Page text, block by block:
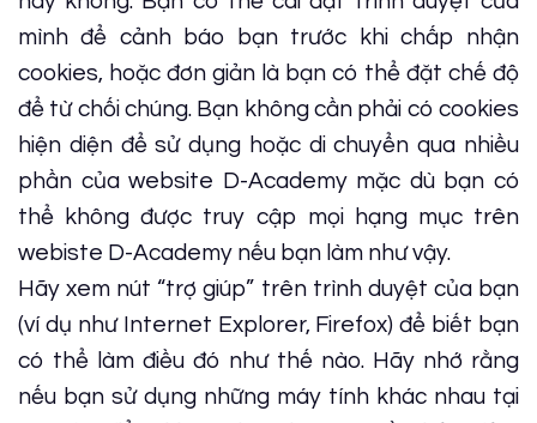
mình để cảnh báo bạn trước khi chấp nhận
cookies, hoặc đơn giản là bạn có thể đặt chế độ
để từ chối chúng. Bạn không cần phải có cookies
hiện diện để sử dụng hoặc di chuyển qua nhiều
phần của website D-Academy mặc dù bạn có
thể không được truy cập mọi hạng mục trên
webiste D-Academy nếu bạn làm như vậy.
Hãy xem nút “trợ giúp” trên trình duyệt của bạn
(ví dụ như Internet Explorer, Firefox) để biết bạn
có thể làm điều đó như thế nào. Hãy nhớ rằng
nếu bạn sử dụng những máy tính khác nhau tại